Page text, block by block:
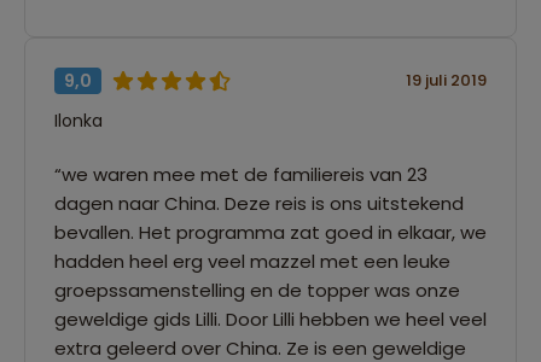
9,0 19 juli 2019
Ilonka
“we waren mee met de familiereis van 23
dagen naar China. Deze reis is ons uitstekend
bevallen. Het programma zat goed in elkaar, we
hadden heel erg veel mazzel met een leuke
groepssamenstelling en de topper was onze
geweldige gids Lilli. Door Lilli hebben we heel veel
extra geleerd over China. Ze is een geweldige